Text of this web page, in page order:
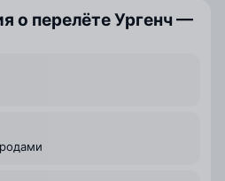
о перелёте Ургенч —